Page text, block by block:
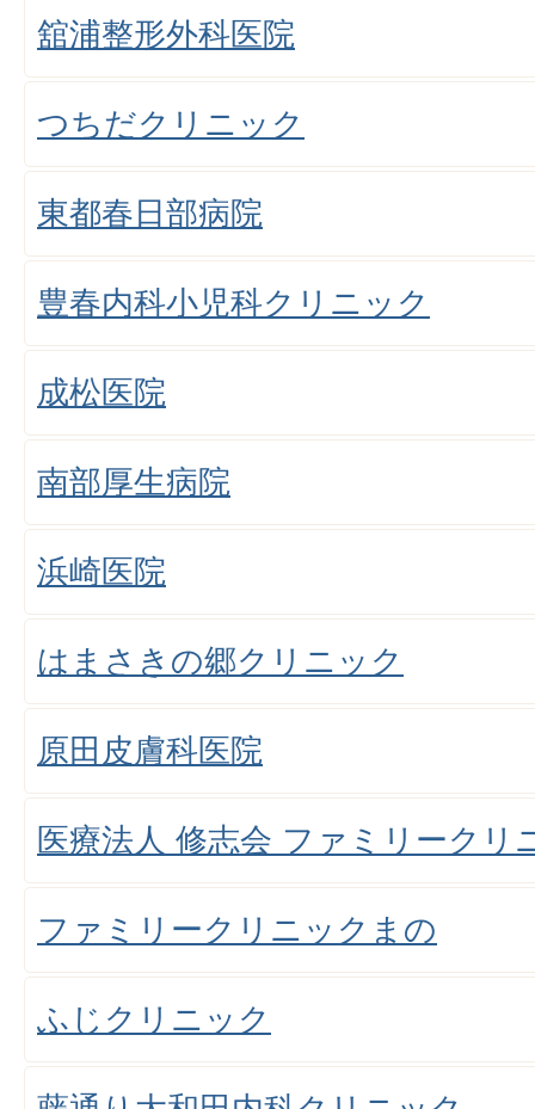
舘浦整形外科医院
つちだクリニック
東都春日部病院
豊春内科小児科クリニック
成松医院
南部厚生病院
浜崎医院
はまさきの郷クリニック
原田皮膚科医院
医療法人 修志会 ファミリークリ
ファミリークリニックまの
ふじクリニック